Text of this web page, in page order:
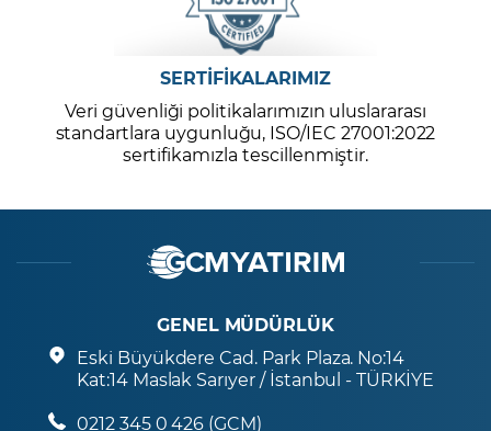
SERTİFİKALARIMIZ
Veri güvenliği politikalarımızın uluslararası
standartlara uygunluğu, ISO/IEC 27001:2022
sertifikamızla tescillenmiştir.
GENEL MÜDÜRLÜK
Eski Büyükdere Cad. Park Plaza. No:14
Kat:14 Maslak Sarıyer / İstanbul - TÜRKİYE
0212 345 0 426 (GCM)